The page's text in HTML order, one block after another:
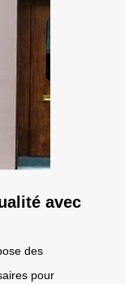
avec
des
pour